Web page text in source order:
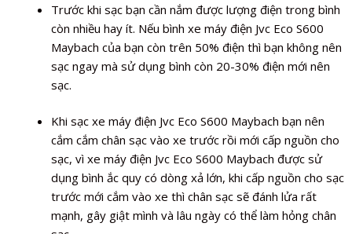
Trước khi sạc bạn cần nắm được lượng điện trong bình
còn nhiều hay ít. Nếu bình xe máy điện Jvc Eco S600
Maybach của bạn còn trên 50% điện thì bạn không nên
sạc ngay mà sử dụng bình còn 20-30% điện mới nên
sạc.
Khi sạc xe máy điện Jvc Eco S600 Maybach bạn nên
cắm cắm chân sạc vào xe trước rồi mới cấp nguồn cho
sạc, vì xe máy điện Jvc Eco S600 Maybach được sử
dụng bình ắc quy có dòng xả lớn, khi cấp nguồn cho sạc
trước mới cắm vào xe thì chân sạc sẽ đánh lửa rất
mạnh, gây giật mình và lâu ngày có thể làm hỏng chân